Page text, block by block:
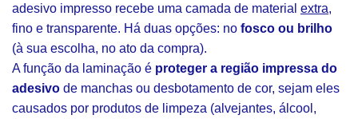
adesivo impresso recebe uma camada de material extra,
fino e transparente. Há duas opções: no fosco ou brilho
(à sua escolha, no ato da compra).
A função da laminação é proteger a região impressa do
adesivo de manchas ou desbotamento de cor, sejam eles
causados por produtos de limpeza (alvejantes, álcool,